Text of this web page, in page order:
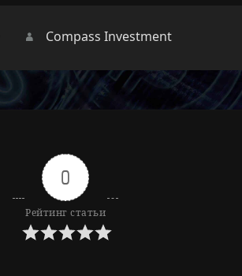
Автор
Compass Investment
0
Рейтинг статьи